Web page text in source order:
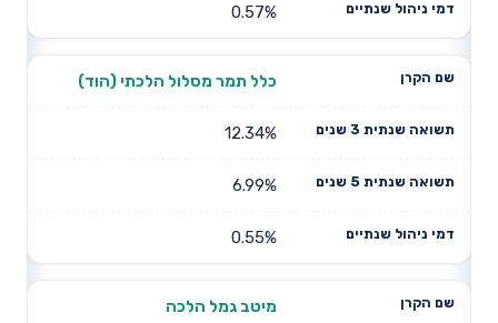
0.57%
כלל תמר מסלול הלכתי (הוד)
12.34%
6.99%
0.55%
מיטב גמל הלכה